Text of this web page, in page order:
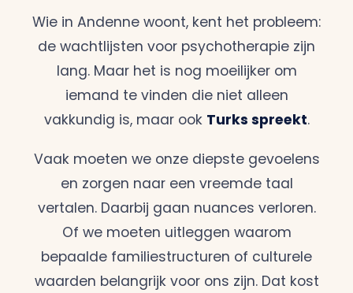
Wie in Andenne woont, kent het probleem:
de wachtlijsten voor psychotherapie zijn
lang. Maar het is nog moeilijker om
iemand te vinden die niet alleen
vakkundig is, maar ook Turks spreekt.
Vaak moeten we onze diepste gevoelens
en zorgen naar een vreemde taal
vertalen. Daarbij gaan nuances verloren.
Of we moeten uitleggen waarom
bepaalde familiestructuren of culturele
waarden belangrijk voor ons zijn. Dat kost